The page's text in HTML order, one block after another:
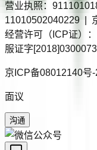
营业执照：
11010502040229 |
经营许可（ICP证）
服证字
京ICP备08012140号
面议
沟通